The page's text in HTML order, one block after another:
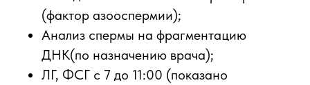
(фактор азооспермии);
Анализ спермы на фрагментацию
ДНК(по назначению врача);
ЛГ, ФСГ с 7 до 11:00 (показано